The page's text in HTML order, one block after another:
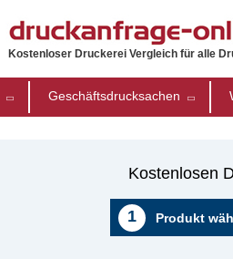
Kostenloser Druckerei Vergleich für alle
Geschäftsdrucksachen
Kostenlosen
1 Produkt